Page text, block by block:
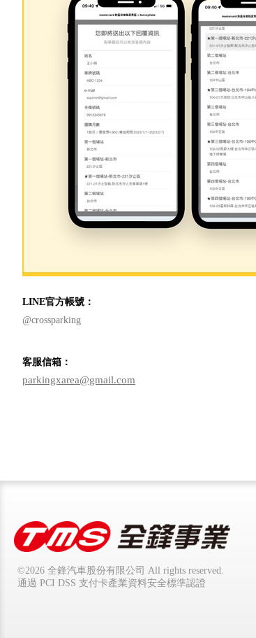
LINE官方帳號：
@crossparking
客服信箱：
parkingxarea@gmail.com
©2026 全鋒汽車股份有限公司 All rights reserved.
通過 PCI DSS 支付卡產業資料安全標準認證